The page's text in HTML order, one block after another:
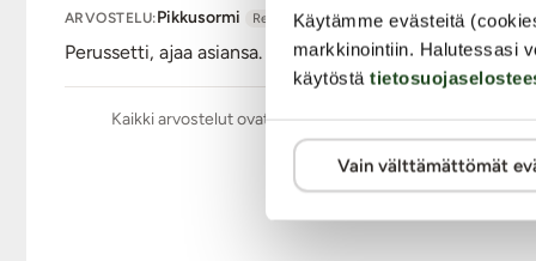
Käytämme evästeitä
markkinointiin. Halutessasi
käytöstä
Vain välttämättömät
ARVOSTELU:Pikkusormi Rek. asiakas
Perussetti, ajaa asiansa. Kivan taipuisa ja sopii käteen.
Kaikki arvostelut ovat aitoja ja oikeiden asiakkaiden